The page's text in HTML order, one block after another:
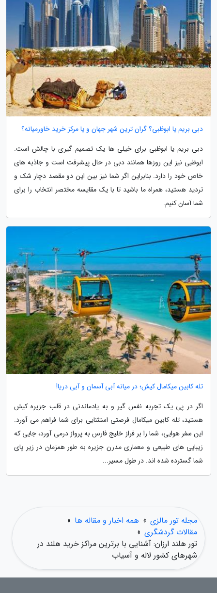
دبی بریم یا ابوظبی؟ گران ترین شهر جهان و یا مرکز خرید خاورمیانه؟
دبی بریم یا ابوظبی برای خیلی ها یک تصمیم گیری با چالش است.
ابوظبی نیز این روزها همانند دبی در حال پیشرفت است و جاذبه های
خاص خود را دارد. بنابراین اگر شما نیز بین این دو مقصد دچار شک و
تردید هستید، همراه ما باشید تا با یک مقایسه مختصر انتخاب را برای
شما آسان کنیم.
تله کابین میکامال کیش؛ در میانه آبی آسمان و آبی دریا!
اگر در پی یک تجربه نفس گیر و به یادماندنی در قلب جزیره کیش
هستید، تله کابین میکامال فرصتی استثنایی برای شما فراهم می آورد.
این سفر هوایی، شما را بر فراز خلیج فارس به پرواز درمی آورد، جایی که
زیبایی های طبیعی و معماری مدرن جزیره به طور همزمان در زیر پای
شما گسترده شده اند. در طول مسیر...
مجله تور مالزی » همه اخبار و مقاله ها »
مقالات گردشگری »
تور هلند ارزان: آشنایی با برترین مراکز خرید هلند در
شهرهای کشور لاله و آسیاب